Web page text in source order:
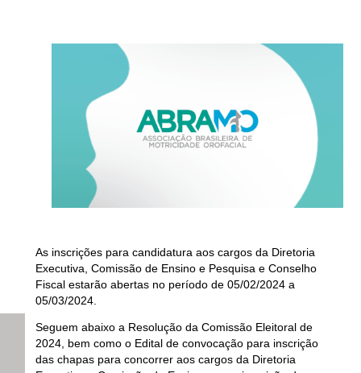
As inscrições para candidatura aos cargos da Diretoria
Executiva, Comissão de Ensino e Pesquisa e Conselho
Fiscal estarão abertas no período de05/02/2024 a
05/03/2024.
Seguem abaixo a Resolução da Comissão Eleitoral de
2024, bem como o Edital de convocação para inscrição
das chapas para concorrer aos cargos da Diretoria